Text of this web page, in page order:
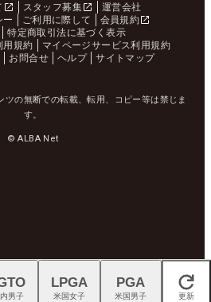
スタッフ募集
運営会社
ー
ご利用に際して
会員規約
特定商取引法に基づく表示
用規約
マイページサービス利用規約
お問合せ ヘルプ サイトマップ
ツの無断での転載、転用、コピー等は禁じま
す。
© ALBA Net
閉じる
内男子
LPGA
米国女子
PGA
米国男子 更新